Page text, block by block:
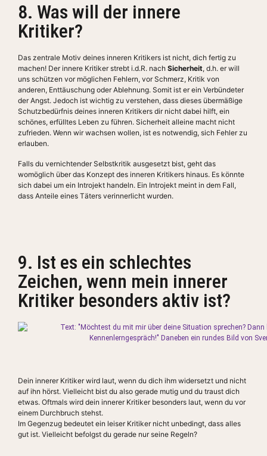
8. Was will der innere
Kritiker?
Das zentrale Motiv deines inneren Kritikers ist nicht, dich fertig zu
machen! Der innere Kritiker strebt i.d.R. nach Sicherheit, d.h. er will
uns schützen vor möglichen Fehlern, vor Schmerz, Kritik von
anderen, Enttäuschung oder Ablehnung. Somit ist er ein Verbündeter
der Angst. Jedoch ist wichtig zu verstehen, dass dieses übermäßige
Schutzbedürfnis deines inneren Kritikers dir nicht dabei hilft, ein
schönes, erfülltes Leben zu führen. Sicherheit alleine macht nicht
zufrieden. Wenn wir wachsen wollen, ist es notwendig, sich Fehler zu
erlauben.
Falls du vernichtender Selbstkritik ausgesetzt bist, geht das
womöglich über das Konzept des inneren Kritikers hinaus. Es könnte
sich dabei um ein Introjekt handeln. Ein Introjekt meint in dem Fall,
dass Anteile eines Täters verinnerlicht wurden.
9. Ist es ein schlechtes
Zeichen, wenn mein innerer
Kritiker besonders aktiv ist?
Dein innerer Kritiker wird laut, wenn du dich ihm widersetzt und nicht
auf ihn hörst. Vielleicht bist du also gerade mutig und du traust dich
etwas. Oftmals wird dein innerer Kritiker besonders laut, wenn du vor
einem Durchbruch stehst.
Im Gegenzug bedeutet ein leiser Kritiker nicht unbedingt, dass alles
gut ist. Vielleicht befolgst du gerade nur seine Regeln?